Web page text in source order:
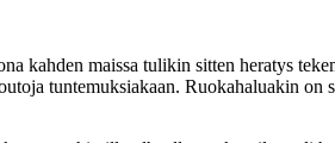
kahden maissa tulikin sitten heratys
tuntemuksiakaan. Ruokahaluakin